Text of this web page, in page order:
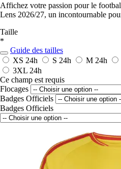
Affichez votre passion pour le
Lens 2026/27, un incontournable
Taille
*
Guide des tailles
XS 24h S 24h M 24h
3XL 24h
Ce champ est requis
Flocages
Badges Officiels
Badges Officiels